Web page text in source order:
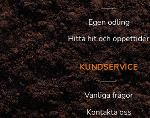
Egen odling
Hitta hit och öppettider
KUNDSERVICE
Vanliga frågor
Kontakta oss